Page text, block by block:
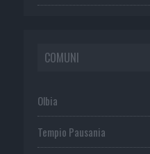
COMUNI
Olbia
Tempio Pausania